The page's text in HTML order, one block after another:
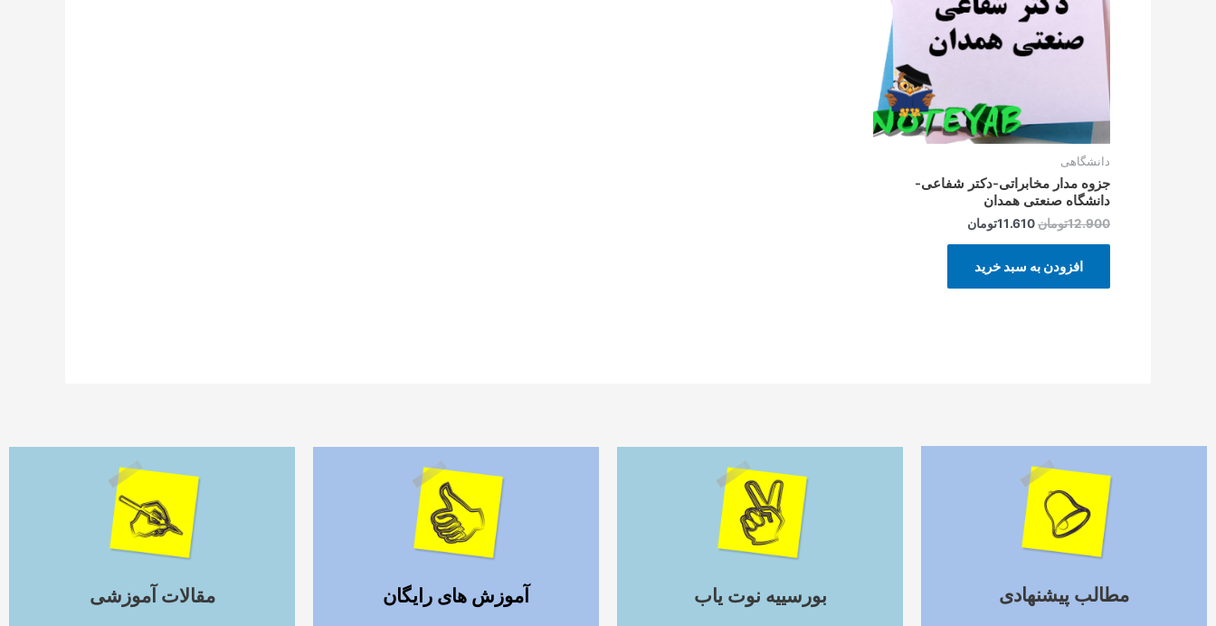
دانشگاهی
جزوه مدار مخابراتی-دکتر شفاعی-
دانشگاه صنعتی همدان
12.900تومان11.610تومان
افزودن به سبد خرید
مطالب پیشنهادی بورسییه نوت یاب آموزش های رایگان مقالات آموزشی